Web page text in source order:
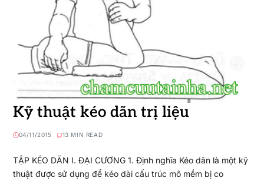
Kỹ thuật kéo dãn trị liệu
04/11/2015 13 MIN READ
TẬP KÉO DÃN I. ĐẠI CƯƠNG 1. Định nghĩa Kéo dãn là một kỹ
thuật được sử dụng để kéo dài cấu trúc mô mềm bị co